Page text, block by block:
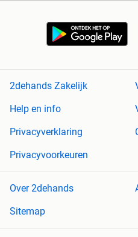
2dehands Zakelijk
Help en info
Privacyverklaring
Privacyvoorkeuren
Over 2dehands
Sitemap